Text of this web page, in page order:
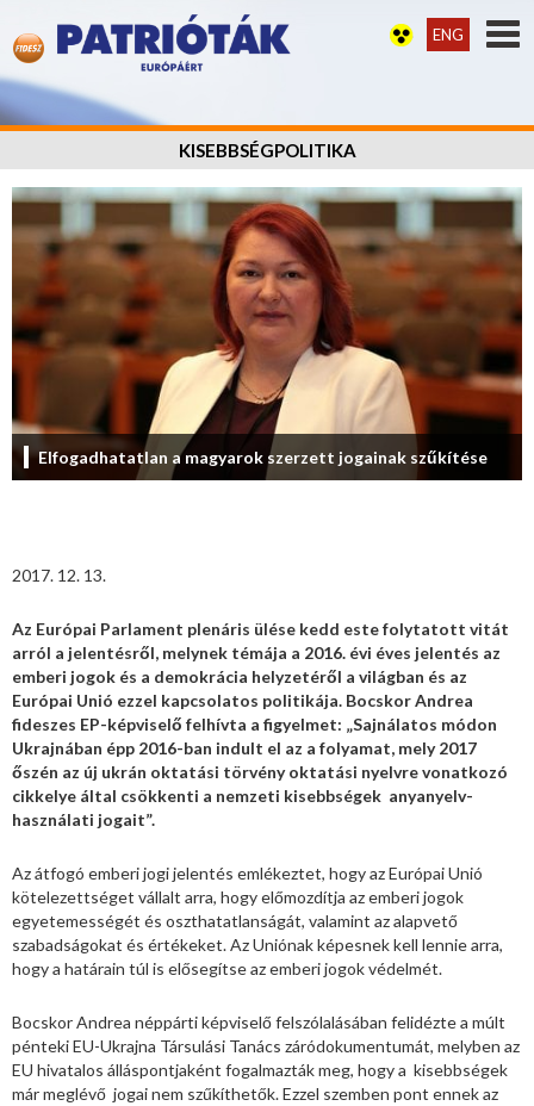
ENG
KISEBBSÉGPOLITIKA
Elfogadhatatlan a magyarok szerzett jogainak szűkítése
2017. 12. 13.
Az Európai Parlament plenáris ülése kedd este folytatott vitát
arról a jelentésről, melynek témája a 2016. évi éves jelentés az
emberi jogok és a demokrácia helyzetéről a világban és az
Európai Unió ezzel kapcsolatos politikája. Bocskor Andrea
fideszes EP-képviselő felhívta a figyelmet: „Sajnálatos módon
Ukrajnában épp 2016-ban indult el az a folyamat, mely 2017
őszén az új ukrán oktatási törvény oktatási nyelvre vonatkozó
cikkelye által csökkenti a nemzeti kisebbségek anyanyelv-
használati jogait”.
Az átfogó emberi jogi jelentés emlékeztet, hogy az Európai Unió
kötelezettséget vállalt arra, hogy előmozdítja az emberi jogok
egyetemességét és oszthatatlanságát, valamint az alapvető
szabadságokat és értékeket. Az Uniónak képesnek kell lennie arra,
hogy a határain túl is elősegítse az emberi jogok védelmét.
Bocskor Andrea néppárti képviselő felszólalásában felidézte a múlt
pénteki EU-Ukrajna Társulási Tanács záródokumentumát, melyben az
EU hivatalos álláspontjaként fogalmazták meg, hogy a kisebbségek
már meglévő jogai nem szűkíthetők. Ezzel szemben pont ennek az